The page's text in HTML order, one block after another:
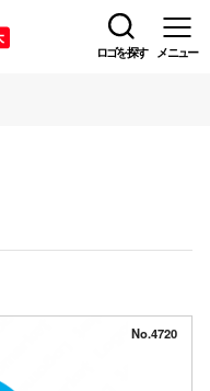
ロゴを探す メニュー
No.4720